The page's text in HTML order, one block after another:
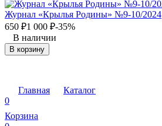
Журнал «Крылья Родины» №9-10/2024
650 ₽1 000 ₽-35%
В наличии
В корзину
Главная
Каталог
0
Корзина